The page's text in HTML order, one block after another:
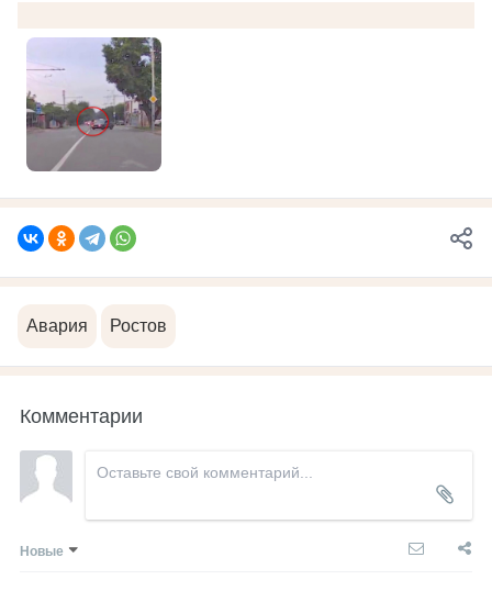
Авария Ростов
Комментарии
Новые